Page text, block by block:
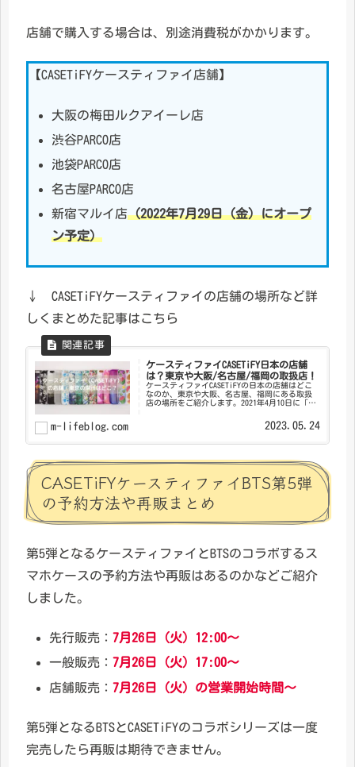
店舗で購入する場合は、別途消費税がかかります。
【CASETiFYケースティファイ店舗】
大阪の梅田ルクアイーレ店
渋谷PARCO店
池袋PARCO店
名古屋PARCO店
新宿マルイ店（2022年7月29日（金）にオープ
ン予定）
↓ CASETiFYケースティファイの店舗の場所など詳
しくまとめた記事はこちら
ケースティファイCASETiFY日本の店舗
は？東京や大阪/名古屋/福岡の取扱店！
ケースティファイCASETiFYの日本の店舗はどこ
なのか、東京や大阪、名古屋、福岡にある取扱
店の場所をご紹介します。2021年4月10日に「ケ
常設店舗が、大阪にオープンし、2022年7月2...
m-lifeblog.com 2023.05.24
CASETiFYケースティファイBTS第5弾
の予約方法や再販まとめ
第5弾となるケースティファイとBTSのコラボするス
マホケースの予約方法や再販はあるのかなどご紹介
しました。
先行販売：7月26日（火）12:00～
一般販売：7月26日（火）17:00～
店舗販売：7月26日（火）の営業開始時間～
第5弾となるBTSとCASETiFYのコラボシリーズは一度
完売したら再販は期待できません。